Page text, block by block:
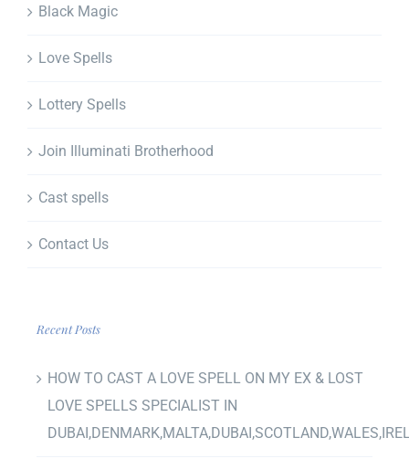
Black Magic
Love Spells
Lottery Spells
Join Illuminati Brotherhood
Cast spells
Contact Us
Recent Posts
HOW TO CAST A LOVE SPELL ON MY EX & LOST
LOVE SPELLS SPECIALIST IN